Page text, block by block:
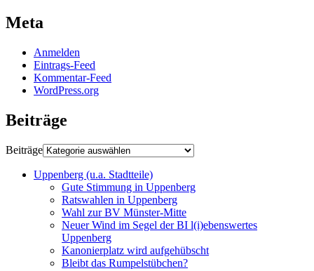
Meta
Anmelden
Eintrags-Feed
Kommentar-Feed
WordPress.org
Beiträge
Beiträge
Uppenberg (u.a. Stadtteile)
Gute Stimmung in Uppenberg
Ratswahlen in Uppenberg
Wahl zur BV Münster-Mitte
Neuer Wind im Segel der BI l(i)ebenswertes
Uppenberg
Kanonierplatz wird aufgehübscht
Bleibt das Rumpelstübchen?